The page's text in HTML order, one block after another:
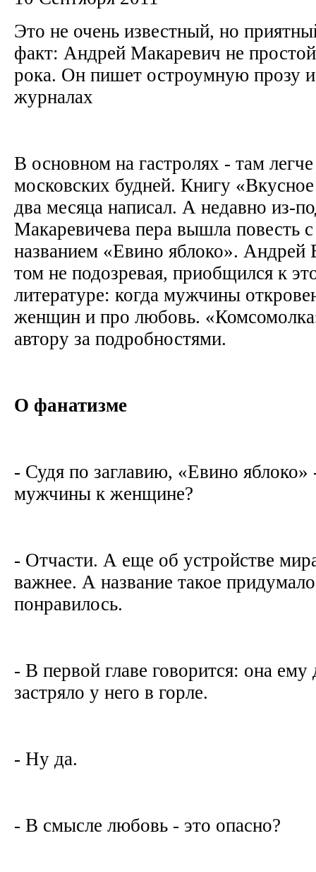
Это не очень известный, но
факт: Андрей Макаревич не простой
рока. Он пишет остроумную прозу
журналах
В основном на гастролях - там
московских будней. Книгу
два месяца написал. А недавно из-
Макаревичева пера вышла повесть
названием «Евино яблоко». Андрей
том не подозревая, приобщился к
литературе: когда мужчины
женщин и про любовь.
автору за подробностями.
О фанатизме
- Судя по заглавию, «Евино
мужчины к женщине?
- Отчасти. А еще об устройстве
важнее. А название такое
понравилось.
- В первой главе говорится: она ему
застряло у него в горле.
- Ну да.
- В смысле любовь - это опасно?